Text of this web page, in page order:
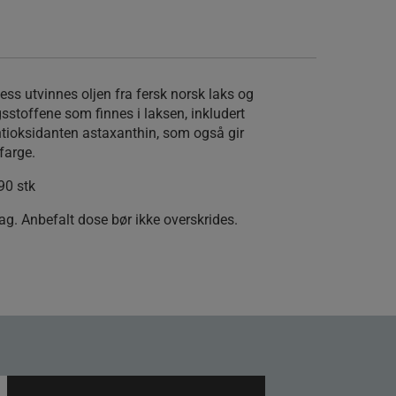
utvinnes oljen fra fersk norsk laks og
som finnes i laksen, inkludert
astaxanthin, som også gir
stk
Anbefalt dose bør ikke overskrides.